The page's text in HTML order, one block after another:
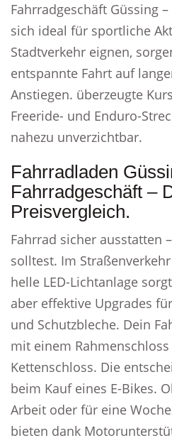
Fahrradgeschäft Güssing
sich ideal für sportliche
Stadtverkehr eignen,
entspannte Fahrt auf
Anstiegen. überzeugte
Freeride- und Enduro-
nahezu unverzichtbar.
Fahrradladen
Fahrradgeschäft –
Preisvergleich.
Fahrrad sicher ausstatten
solltest. Im
helle LED-Lichtanlage
aber effektive Upgrades
und Schutzbleche. Dein
mit einem
Kettenschloss. Die
beim Kauf eines E-Bikes.
Arbeit oder für eine
bieten dank